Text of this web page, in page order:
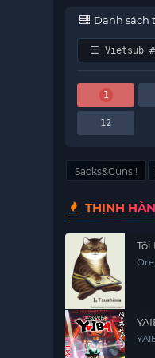
Danh sách
1
12
Sacks&Guns!!
THỊNH
Tôi